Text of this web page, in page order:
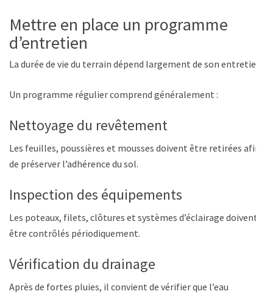
Mettre en place un programme
d’entretien
La durée de vie du terrain dépend largement de son entretien.
Un programme régulier comprend généralement :
Nettoyage du revêtement
Les feuilles, poussières et mousses doivent être retirées afin
de préserver l’adhérence du sol.
Inspection des équipements
Les poteaux, filets, clôtures et systèmes d’éclairage doivent
être contrôlés périodiquement.
Vérification du drainage
Après de fortes pluies, il convient de vérifier que l’eau